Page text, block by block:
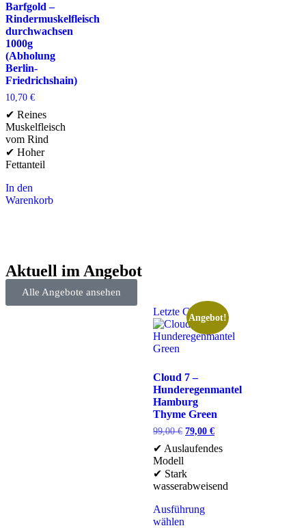
Barfgold –
Rindermuskelfleisch
durchwachsen
1000g
(Abholung
Berlin-
Friedrichshain)
10,70 €
✔ Reines
Muskelfleisch
vom Rind
✔ Hoher
Fettanteil
In den
Warenkorb
Aktuell im Angebot
Alle Angebote ansehen
Letzte Chance
Angebot!
Cloud 7 –
Hunderegenmantel
Hamburg
Thyme Green
99,00€ 79,00 €
✔ Auslaufendes
Modell
✔ Stark
wasserabweisend
Ausführung
wählen